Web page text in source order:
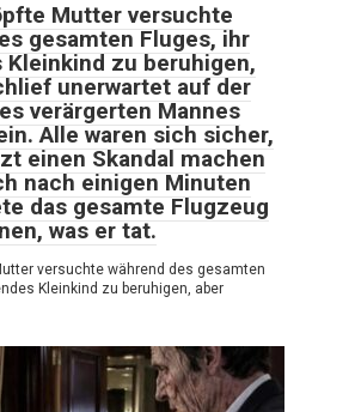
Mutter versuchte
gesamten Fluges, ihr
Kleinkind zu beruhigen,
unerwartet auf der
verärgerten Mannes
Alle waren sich sicher,
einen Skandal machen
nach einigen Minuten
das gesamte Flugzeug
was er tat.
versuchte während des gesamten
Kleinkind zu beruhigen, aber